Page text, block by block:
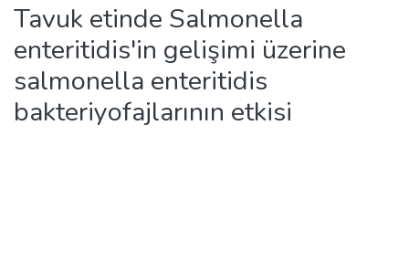
Analiz
Talep/Soru
Tavuk etinde Salmonella
enteritidis'in gelişimi üzerine
salmonella enteritidis
bakteriyofajlarının etkisi